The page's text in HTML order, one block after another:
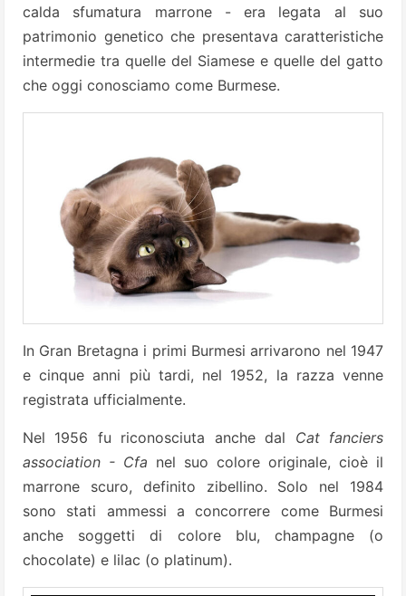
calda sfumatura marrone - era legata al suo
patrimonio genetico che presentava caratteristiche
intermedie tra quelle del Siamese e quelle del gatto
che oggi conosciamo come Burmese.
In Gran Bretagna i primi Burmesi arrivarono nel 1947
e cinque anni più tardi, nel 1952, la razza venne
registrata ufficialmente.
Nel 1956 fu riconosciuta anche dal Cat fanciers
association - Cfa nel suo colore originale, cioè il
marrone scuro, definito zibellino. Solo nel 1984
sono stati ammessi a concorrere come Burmesi
anche soggetti di colore blu, champagne (o
chocolate) e lilac (o platinum).